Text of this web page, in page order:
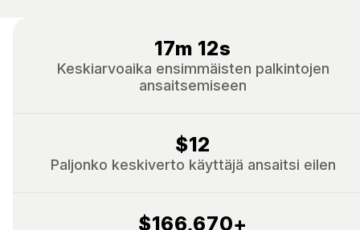
17m 12s
Keskiarvoaika ensimmäisten palkintojen
ansaitsemiseen
$12
Paljonko keskiverto käyttäjä ansaitsi eilen
$166,670+